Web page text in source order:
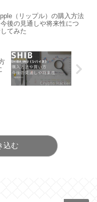
（リップル）の購入方法
後の見通しや将来性につ
てみた
込む